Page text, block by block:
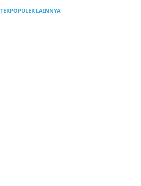
TERPOPULER LAINNYA